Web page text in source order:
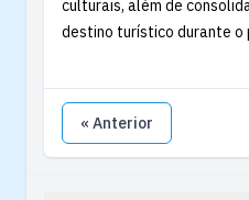
culturais, além de
destino turístico durante o
« Anterior